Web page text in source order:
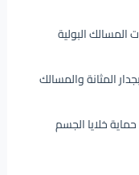
المسالك البولية
المثانة والمسالك
خلايا الجسم